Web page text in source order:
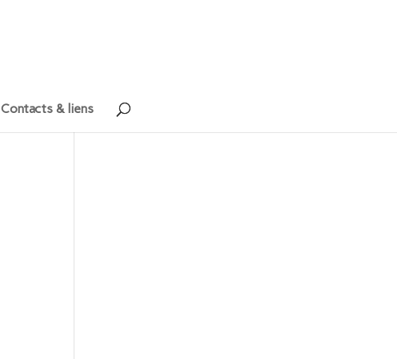
Contacts & liens